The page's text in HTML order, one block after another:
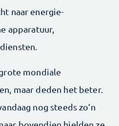
naar energie-
apparatuur,
mondiale
maar deden het beter.
nog steeds zo’n